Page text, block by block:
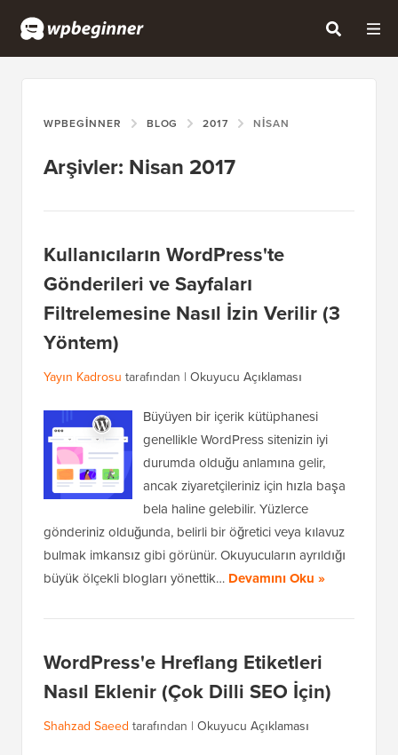
WPBEGINNER BLOG 2017 NISAN
Arşivler: Nisan 2017
Kullanıcıların WordPress'te
Gönderileri ve Sayfaları
Filtrelemesine Nasıl İzin Verilir (3
Yöntem)
Yayın Kadrosu tarafından | Okuyucu Açıklaması
Büyüyen bir içerik kütüphanesi
genellikle WordPress sitenizin iyi
durumda olduğu anlamına gelir,
ancak ziyaretçileriniz için hızla başa
bela haline gelebilir. Yüzlerce
gönderiniz olduğunda, belirli bir öğretici veya kılavuz
bulmak imkansız gibi görünür. Okuyucuların ayrıldığı
büyük ölçekli blogları yönettik… Devamını Oku »
WordPress'e Hreflang Etiketleri
Nasıl Eklenir (Çok Dilli SEO İçin)
Shahzad Saeed tarafından | Okuyucu Açıklaması